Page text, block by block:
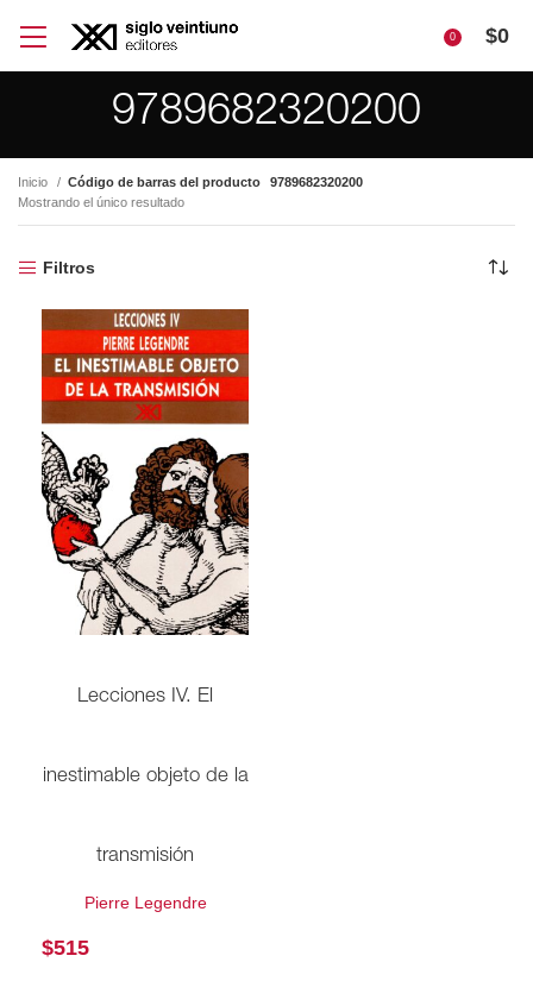
0 $0
9789682320200
Inicio Código de barras del producto
9789682320200
Mostrando el único resultado
Filtros
Lecciones IV. El
inestimable objeto de la
transmisión
Pierre Legendre
$515